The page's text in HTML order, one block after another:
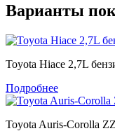
Варианты
Toyota Hiace 2,7L
Подробнее
Toyota Auris-Corolla